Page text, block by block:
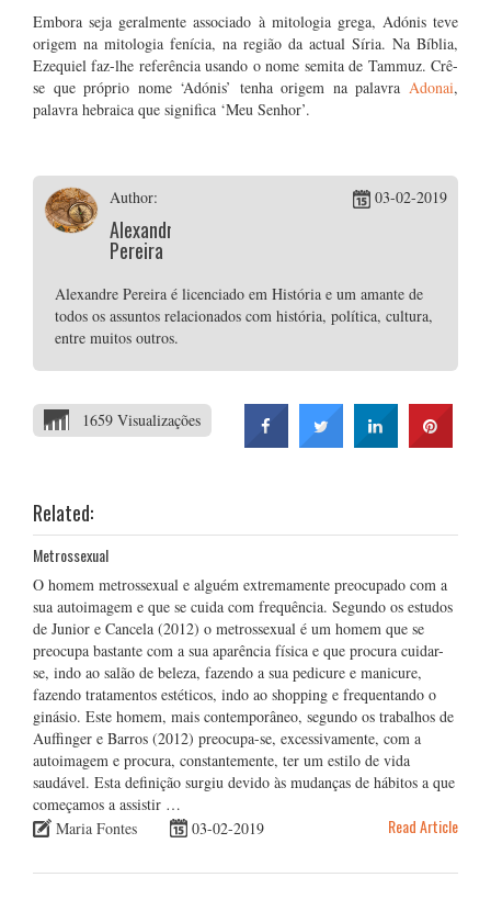
Embora seja geralmente associado à mitologia grega, Adónis teve
origem na mitologia fenícia, na região da actual Síria. Na Bíblia,
Ezequiel faz-lhe referência usando o nome semita de Tammuz. Crê-
se que próprio nome ‘Adónis’ tenha origem na palavra Adonai,
palavra hebraica que significa ‘Meu Senhor’.
Author:
Alexandre
Pereira
03-02-2019
Alexandre Pereira é licenciado em História e um amante de
todos os assuntos relacionados com história, política, cultura,
entre muitos outros.
1659 Visualizações
Related:
Metrossexual
O homem metrossexual e alguém extremamente preocupado com a
sua autoimagem e que se cuida com frequência. Segundo os estudos
de Junior e Cancela (2012) o metrossexual é um homem que se
preocupa bastante com a sua aparência física e que procura cuidar-
se, indo ao salão de beleza, fazendo a sua pedicure e manicure,
fazendo tratamentos estéticos, indo ao shopping e frequentando o
ginásio. Este homem, mais contemporâneo, segundo os trabalhos de
Auffinger e Barros (2012) preocupa-se, excessivamente, com a
autoimagem e procura, constantemente, ter um estilo de vida
saudável. Esta definição surgiu devido às mudanças de hábitos a que
começamos a assistir …
Maria Fontes
03-02-2019 Read Article